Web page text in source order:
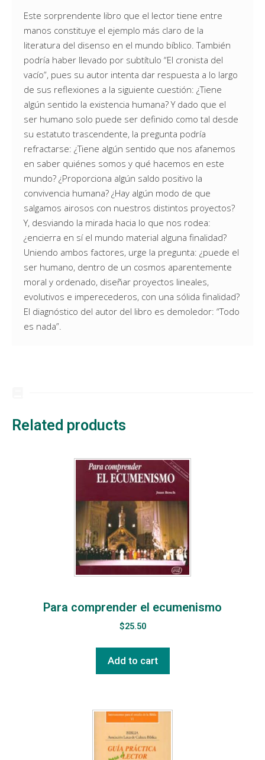
Este sorprendente libro que el lector tiene entre
manos constituye el ejemplo más claro de la
literatura del disenso en el mundo bíblico. También
podría haber llevado por subtítulo “El cronista del
vacío”, pues su autor intenta dar respuesta a lo largo
de sus reflexiones a la siguiente cuestión: ¿Tiene
algún sentido la existencia humana? Y dado que el
ser humano solo puede ser definido como tal desde
su estatuto trascendente, la pregunta podría
refractarse: ¿Tiene algún sentido que nos afanemos
en saber quiénes somos y qué hacemos en este
mundo? ¿Proporciona algún saldo positivo la
convivencia humana? ¿Hay algún modo de que
salgamos airosos con nuestros distintos proyectos?
Y, desviando la mirada hacia lo que nos rodea:
¿encierra en sí el mundo material alguna finalidad?
Uniendo ambos factores, urge la pregunta: ¿puede el
ser humano, dentro de un cosmos aparentemente
moral y ordenado, diseñar proyectos lineales,
evolutivos e imperecederos, con una sólida finalidad?
El diagnóstico del autor del libro es demoledor: “Todo
es nada”.
Related products
Para comprender el ecumenismo
$25.50
Add to cart